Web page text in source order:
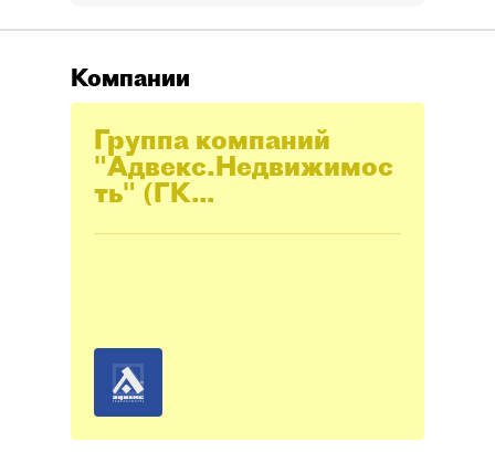
Компании
Группа компаний
"Адвекс.Недвижимос
ть" (ГК
ть")